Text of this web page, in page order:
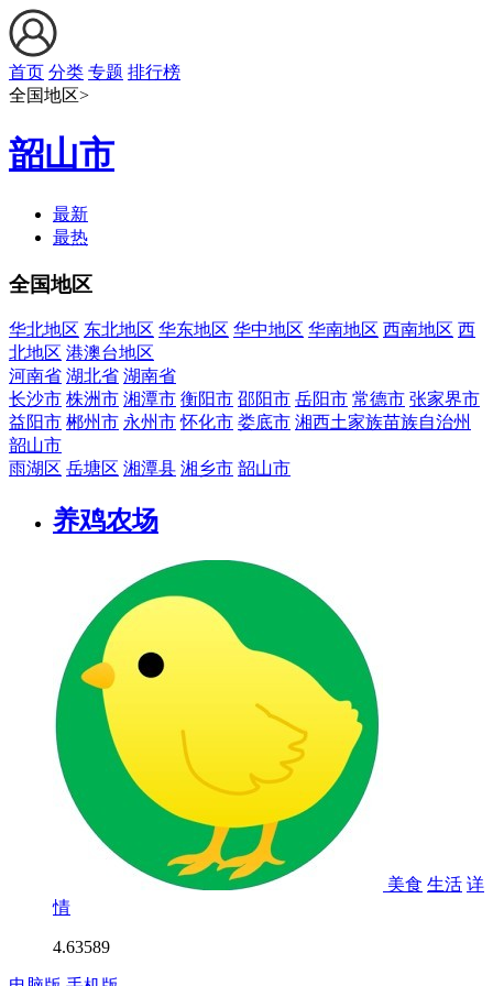
首页 分类 专题 排行榜
全国地区>
韶山市
最新
最热
全国地区
华北地区 东北地区 华东地区 华中地区 华南地区 西南地区 西
北地区 港澳台地区
河南省 湖北省 湖南省
长沙市 株洲市 湘潭市 衡阳市 邵阳市 岳阳市 常德市 张家界市
益阳市 郴州市 永州市 怀化市 娄底市 湘西土家族苗族自治州
韶山市
雨湖区 岳塘区 湘潭县 湘乡市 韶山市
养鸡农场
美食 生活 详
情
4.63589